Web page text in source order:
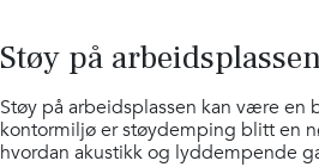
Støy på
Støy på arbeidsplassen kan være
kontormiljø er støydemping blitt en
hvordan akustikk og lyddempende